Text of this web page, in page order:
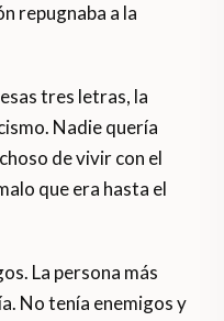
repugnaba a la
tres letras, la
Nadie quería
de vivir con el
que era hasta el
La persona más
No tenía enemigos y